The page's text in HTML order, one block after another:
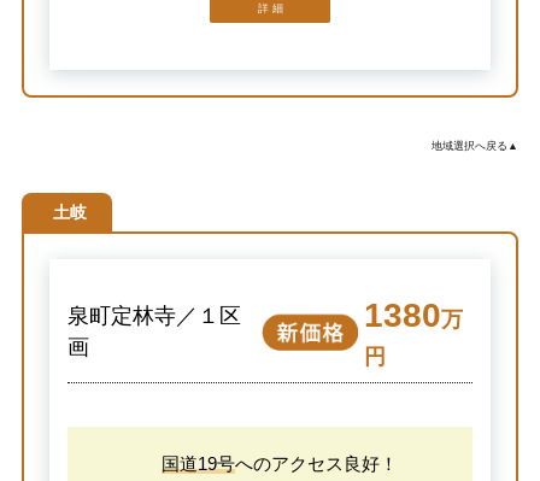
詳 細
地域選択へ戻る▲
土岐
泉町定林寺／１区
画
1380万
円
国道19号へのアクセス良好！